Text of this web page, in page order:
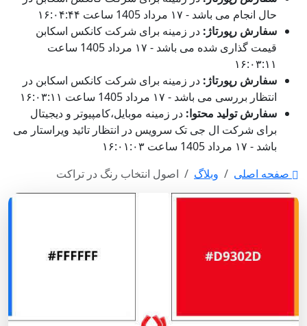
حال انجام می باشد - ۱۷ مرداد 1405 ساعت ۱۶:۰۴:۴۴
سفارش رپورتاژ: در زمینه برای شرکت کانکس اسکابن
قیمت گذاری شده می باشد - ۱۷ مرداد 1405 ساعت
۱۶:۰۳:۱۱
سفارش رپورتاژ: در زمینه برای شرکت کانکس اسکابن در
انتظار بررسی می باشد - ۱۷ مرداد 1405 ساعت ۱۶:۰۳:۱۱
سفارش تولید محتوا: در زمینه موبایل،کامپیوتر و دیجیتال
برای شرکت ال جی تک سرویس در انتظار تائید ویراستار می
باشد - ۱۷ مرداد 1405 ساعت ۱۶:۰۱:۰۳
صفحه اصلی
وبلاگ اصول انتخاب رنگ در تراکت